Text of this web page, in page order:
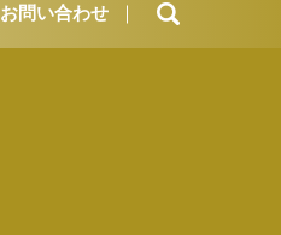
お問い合わせ search